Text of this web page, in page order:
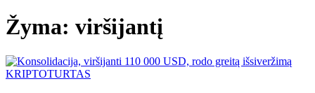
Žyma: viršijantį
KRIPTOTURTAS